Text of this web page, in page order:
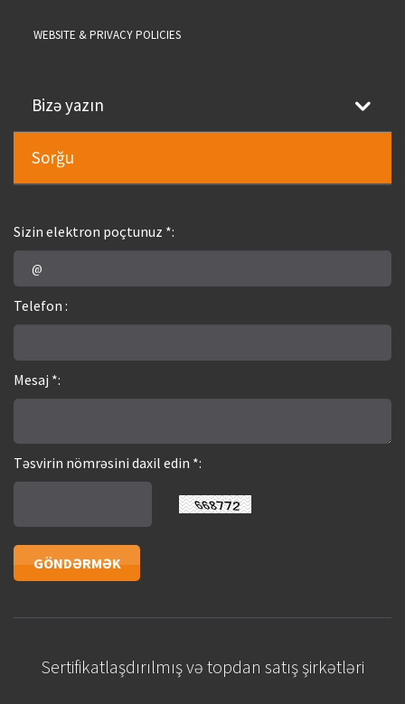
WEBSITE & PRIVACY POLICIES
Bizə yazın
Sorğu
Sizin elektron poçtunuz *:
Telefon :
Mesaj *:
Təsvirin nömrəsini daxil edin *:
Sertifikatlaşdırılmış və topdan satış şirkətləri